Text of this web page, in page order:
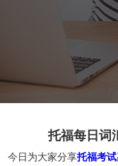
托福每日词
今日为大家分享托福考试